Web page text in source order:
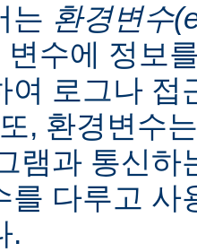
는 환경변수
변수에 정보
여 로그나 접
, 환경변수
램과 통신하
를 다루고 사
.